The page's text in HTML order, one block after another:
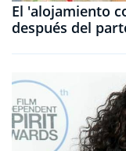
El 'alojamiento
después del